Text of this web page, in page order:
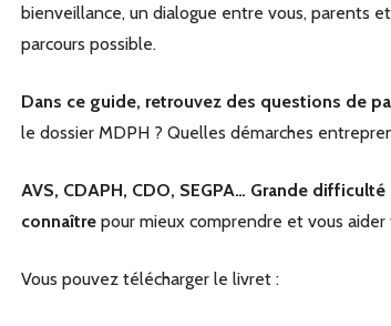
bienveillance, un dialogue entre vous, parents
parcours possible.
Dans ce guide, retrouvez des questions de
le dossier MDPH ? Quelles démarches
AVS, CDAPH, CDO, SEGPA… Grande
connaîtrepour mieux comprendre et vous aider
Vous pouvez télécharger le livret :